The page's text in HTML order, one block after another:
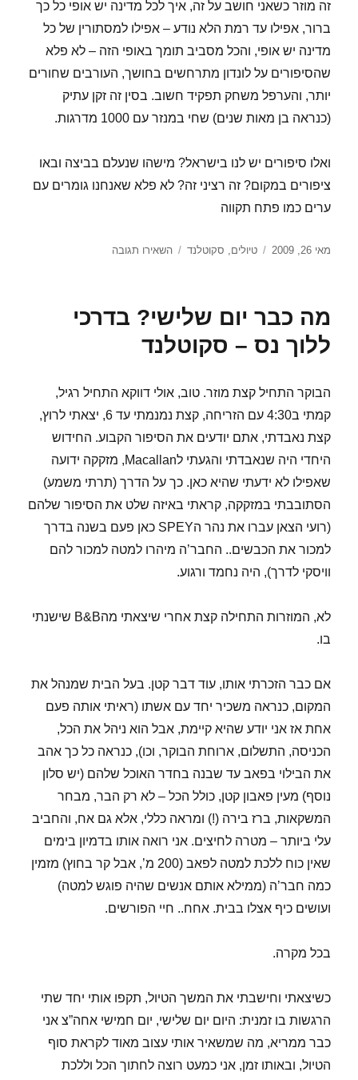
זה מוזר כשאני חושב על זה, איך לכל מדינה יש אופי כל כך
ברור, אפילו עד רמת הלא נודע – אפילו למסתורין של כל
מדינה יש אופי, והכל מסביב תומך באופי הזה – לא פלא
שהסיפורים על לונדון מתרחשים בחושך, העורבים שחורים
יותר, והערפל משחק תפקיד חשוב. בסין זה זקן עתיק
(כנראה בן מאות שנים) שחי במנזר עם 1000 מדרגות.
ואלו סיפורים יש לנו בישראל? מישהו שנעלם בביצה ובאו
ציפורים במקום? זה רציני זה? לא פלא שאנחנו גומרים עם
ערים כמו פתח תקווה
פורסם
מאי 26, 2009 קטגוריות
טיולים, סקוטלנד השאירו תגובה
מה כבר יום שלישי? בדרכי
ללוך נס – סקוטלנד
הבוקר התחיל קצת מוזר. טוב, אולי דווקא התחיל רגיל,
קמתי ב4:30 עם הזריחה, קצת נמנמתי עד 6, יצאתי לרוץ,
קצת נאבדתי, אתם יודעים את הסיפור הקבוע. החידוש
היחדי היה שנאבדתי והגעתי לMacallan, מזקקה ידועה
שאפילו לא ידעתי שהיא כאן. כך על הדרך (תרתי משמע)
הסתובבתי במזקקה, קראתי באיזה שלט את הסיפור שלהם
(רועי הצאן עברו את נהר הSPEY כאן פעם בשנה בדרך
למכור את הכבשים.. החבר’ה מיהרו למטה למכור להם
וויסקי לדרך), היה נחמד ורגוע.
לא, המוזרות התחילה קצת אחרי שיצאתי מהB&B שישנתי
בו.
אם כבר הזכרתי אותו, עוד דבר קטן. בעל הבית שמנהל את
המקום, כנראה משכיר יחד עם אשתו (ראיתי אותה פעם
אחת אז אני יודע שהיא קיימת, אבל הוא ניהל את הכל,
הכניסה, התשלום, ארוחת הבוקר, וכו), כנראה כל כך אהב
את הבילוי בפאב עד שבנה בחדר האוכל שלהם (יש סלון
נוסף) מעין פאבון קטן, כולל הכל – לא רק הבר, מבחר
המשקאות, ברז בירה (!) ומראה כללי, אלא גם אח, והחביב
עלי ביותר – מטרה לחיצים. אני רואה אותו בדמיון בימים
שאין כוח ללכת למטה לפאב (200 מ’, אבל קר בחוץ) מזמין
כמה חבר’ה (ממילא אותם אנשים שהיה פוגש למטה)
ועושים כיף אצלו בבית. אחח.. חיי הפורשים.
בכל מקרה.
כשיצאתי וחישבתי את המשך הטיול, תקפו אותי יחד שתי
הרגשות בו זמנית: היום יום שלישי, יום חמישי אחה”צ אני
כבר ממריא, מה שמשאיר אותי עצוב מאוד לקראת סוף
הטיול, ובאותו זמן, אני כמעט רוצה לחתוך הכל וללכת